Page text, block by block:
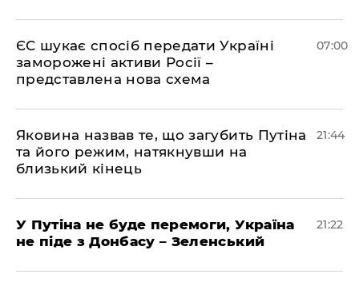
ЄС шукає спосіб передати Україні
заморожені активи Росії –
представлена ​​нова схема
07:00
Яковина назвав те, що загубить Путіна
та його режим, натякнувши на
близький кінець
21:44
У Путіна не буде перемоги, Україна
не піде з Донбасу – Зеленський
21:22